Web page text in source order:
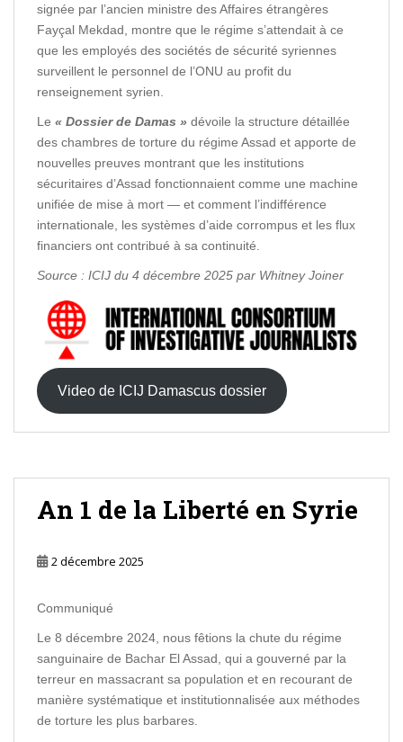
signée par l’ancien ministre des Affaires étrangères
Fayçal Mekdad, montre que le régime s’attendait à ce
que les employés des sociétés de sécurité syriennes
surveillent le personnel de l’ONU au profit du
renseignement syrien.
Le « Dossier de Damas » dévoile la structure détaillée
des chambres de torture du régime Assad et apporte de
nouvelles preuves montrant que les institutions
sécuritaires d’Assad fonctionnaient comme une machine
unifiée de mise à mort — et comment l’indifférence
internationale, les systèmes d’aide corrompus et les flux
financiers ont contribué à sa continuité.
Source : ICIJ du 4 décembre 2025 par Whitney Joiner
Video de ICIJ Damascus dossier
An 1 de la Liberté en Syrie
2 décembre 2025
Communiqué
Le 8 décembre 2024, nous fêtions la chute du régime
sanguinaire de Bachar El Assad, qui a gouverné par la
terreur en massacrant sa population et en recourant de
manière systématique et institutionnalisée aux méthodes
de torture les plus barbares.